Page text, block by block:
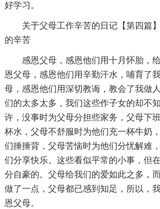
好学习。
关于父母工作辛苦的日记【第四篇
的辛苦
感恩父母，感恩他们用十月怀胎，
恩父母，感恩他们用辛勤汗水，哺育了
母，感恩他们用深切教诲，教会了我做
们的太多太多，我们这些作子女的却不
许，没事时为父母分担些家务，父母下
杯水，父母不舒服时为他们充一杯牛奶
们捶捶背，父母苦恼时为他们分忧解难
们分享快乐。这些看似平常的小事，但
分自豪的。父母给我们的爱如此之多，
做了一点，父母都已感到知足，所以，
恩父母。